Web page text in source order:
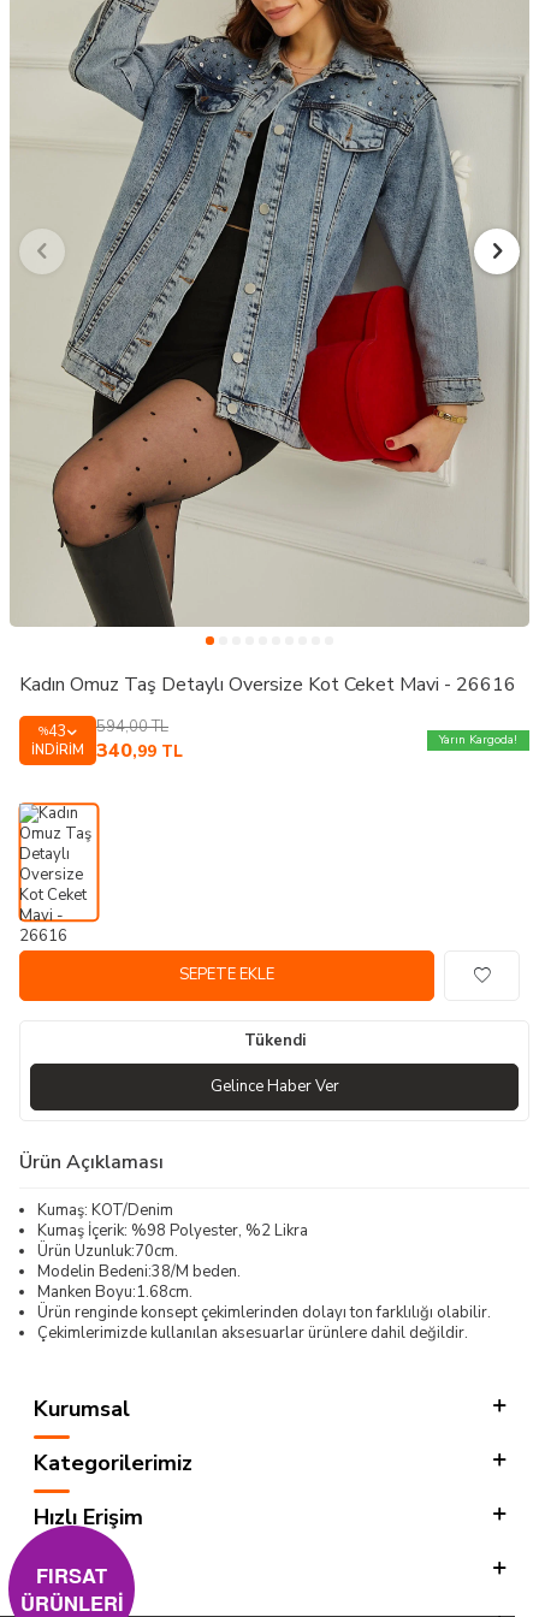
Kadın Omuz Taş Detaylı Oversize Kot Ceket Mavi - 26616
%43
İNDIRIM
594,00TL
340,99 TL
Yarın Kargoda!
SEPETE EKLE
Tükendi
Gelince Haber Ver
Ürün Açıklaması
Kumaş: KOT/Denim
Kumaş İçerik: %98 Polyester, %2 Likra
Ürün Uzunluk:70cm.
Modelin Bedeni:38/M beden.
Manken Boyu:1.68cm.
Ürün renginde konsept çekimlerinden dolayı ton farklılığı olabilir.
Çekimlerimizde kullanılan aksesuarlar ürünlere dahil değildir.
Kurumsal
Kategorilerimiz
Hızlı Erişim
Sosyal
FIRSAT
ÜRÜNLERİ